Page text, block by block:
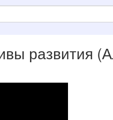
развития